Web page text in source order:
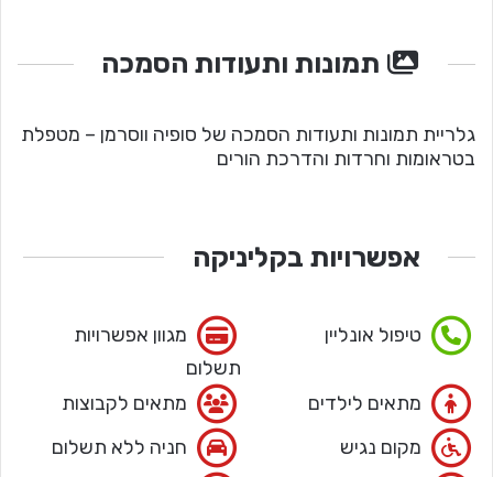
תמונות ותעודות הסמכה
גלריית תמונות ותעודות הסמכה של סופיה ווסרמן – מטפלת
בטראומות וחרדות והדרכת הורים
אפשרויות בקליניקה
טיפול אונליין
מגוון אפשרויות
תשלום
מתאים לילדים
מתאים לקבוצות
מקום נגיש
חניה ללא תשלום